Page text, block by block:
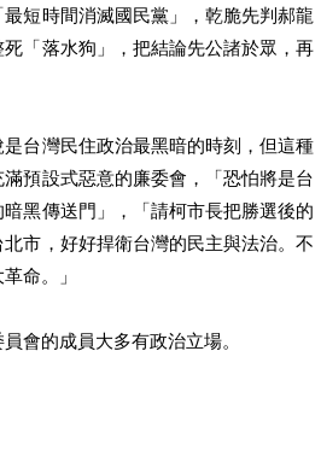
短時間消滅國民黨」，乾脆先判郝龍
「落水狗」，把結論先公諸於眾，再
台灣民住政治最黑暗的時刻，但這種
預設式惡意的廉委會，「恐怕將是台
黑傳送門」，「請柯市長把勝選後的
北市，好好捍衛台灣的民主與法治。不
命。」
會的成員大多有政治立場。